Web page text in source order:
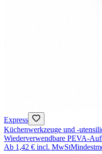
Express
Küchenwerkzeuge und -
Wiederverwendbare PEVA-
Ab 1,42 € incl. MwSt